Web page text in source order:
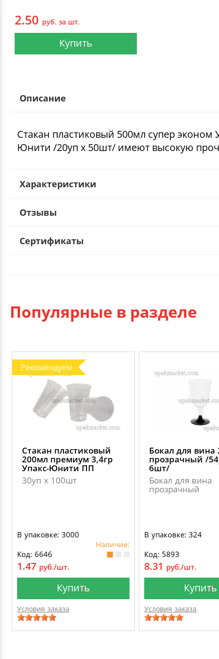
2.50 руб. за шт.
Купить
Описание
Стакан пластиковый 500мл супер эконом
Юнити /20уп х 50шт/ имеют высокую
Характеристики
Отзывы
Сертификаты
Популярные в разделе
Рекомендуем
Стакан пластиковый
200мл премиум 3,4гр
Упакс-Юнити ПП
30уп х 100шт
В упаковке: 3000
Наличие:
Код: 6646
1.47 руб./шт.
Купить
Условия заказа
Бокал для вина
прозрачный /
6шт/
Бокал для вина
прозрачный
В упаковке: 324
Код: 5893
8.31 руб./шт.
Купить
Условия заказа